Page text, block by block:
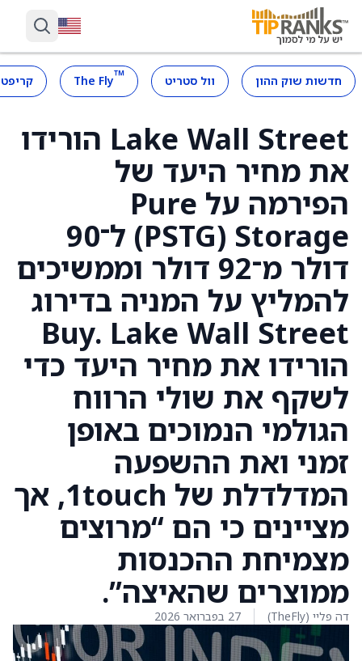
חדשות שוק ההון וול סטריט ™
The Fly
Lake Wall Street הורידו
את מחיר היעד של
הפירמה על Pure
Storage ‏(PSTG) ל־90
דולר מ־92 דולר וממשיכים
להמליץ על המניה בדירוג
Buy. Lake Wall Street
הורידו את מחיר היעד כדי
לשקף את שולי הרווח
הגולמי הנמוכים באופן
זמני ואת ההשפעה
המדלדלת של 1touch, אך
מציינים כי הם “מרוצים
מצמיחת ההכנסות
ממוצרים שהאיצה”.
דה פליי (TheFly) 27 בפברואר 2026